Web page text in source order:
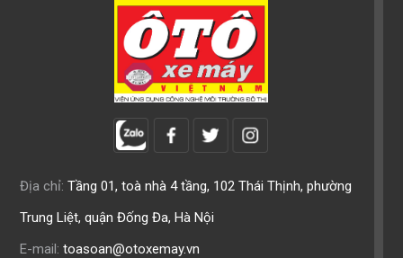
Địa chỉ: Tầng 01, toà nhà 4 tầng, 102 Thái Thịnh, phường
Trung Liệt, quận Đống Đa, Hà Nội
E-mail: toasoan@otoxemay.vn